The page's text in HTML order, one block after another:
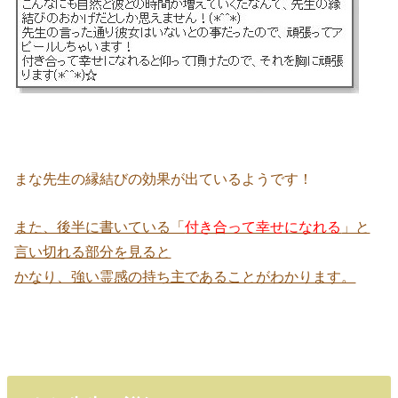
まな先生の縁結びの効果が出ているようです！
また、後半に書いている「付き合って幸せになれる 」と
言い切れる部分を見ると
かなり、強い霊感の持ち主であることがわかります。